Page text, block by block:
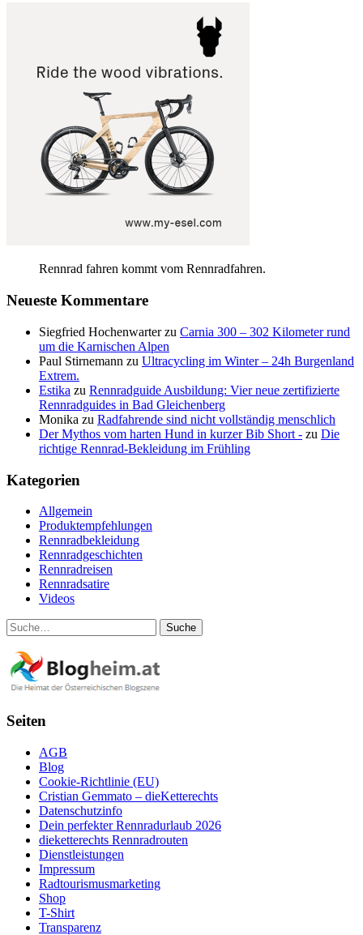
Rennrad fahren kommt vom Rennradfahren.
Neueste Kommentare
Siegfried Hochenwarterzu Carnia 300 – 302 Kilometer rund
um die Karnischen Alpen
Paul Stirnemann zu Ultracycling im Winter – 24h Burgenland
Extrem.
Estika zu Rennradguide Ausbildung: Vier neue zertifizierte
Rennradguides in Bad Gleichenberg
Monika zu Radfahrende sind nicht vollständig menschlich
Der Mythos vom harten Hund in kurzer Bib Short - zu Die
richtige Rennrad-Bekleidung im Frühling
Kategorien
Allgemein
Produktempfehlungen
Rennradbekleidung
Rennradgeschichten
Rennradreisen
Rennradsatire
Videos
Suche
Seiten
AGB
Blog
Cookie-Richtlinie (EU)
Cristian Gemmato – dieKetterechts
Datenschutzinfo
Dein perfekter Rennradurlaub 2026
dieketterechts Rennradrouten
Dienstleistungen
Impressum
Radtourismusmarketing
Shop
T-Shirt
Transparenz